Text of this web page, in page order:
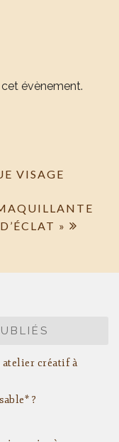
évènement.
VISAGE
»
atelier créatif à
?